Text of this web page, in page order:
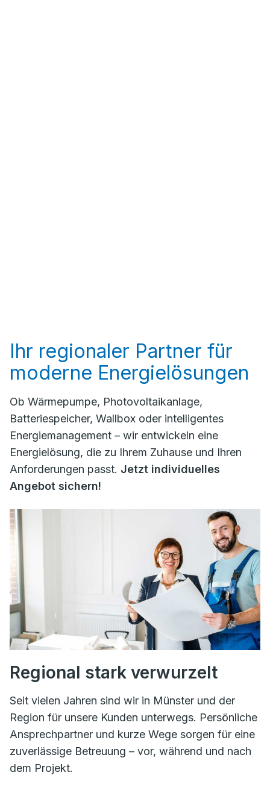
Ihr regionaler Partner für
moderne Energielösungen
Ob Wärmepumpe, Photovoltaikanlage,
Batteriespeicher, Wallbox oder intelligentes
Energiemanagement – wir entwickeln eine
Energielösung, die zu Ihrem Zuhause und Ihren
Anforderungen passt. Jetzt individuelles
Angebot sichern!
Regional stark verwurzelt
Seit vielen Jahren sind wir in Münster und der
Region für unsere Kunden unterwegs. Persönliche
Ansprechpartner und kurze Wege sorgen für eine
zuverlässige Betreuung – vor, während und nach
dem Projekt.